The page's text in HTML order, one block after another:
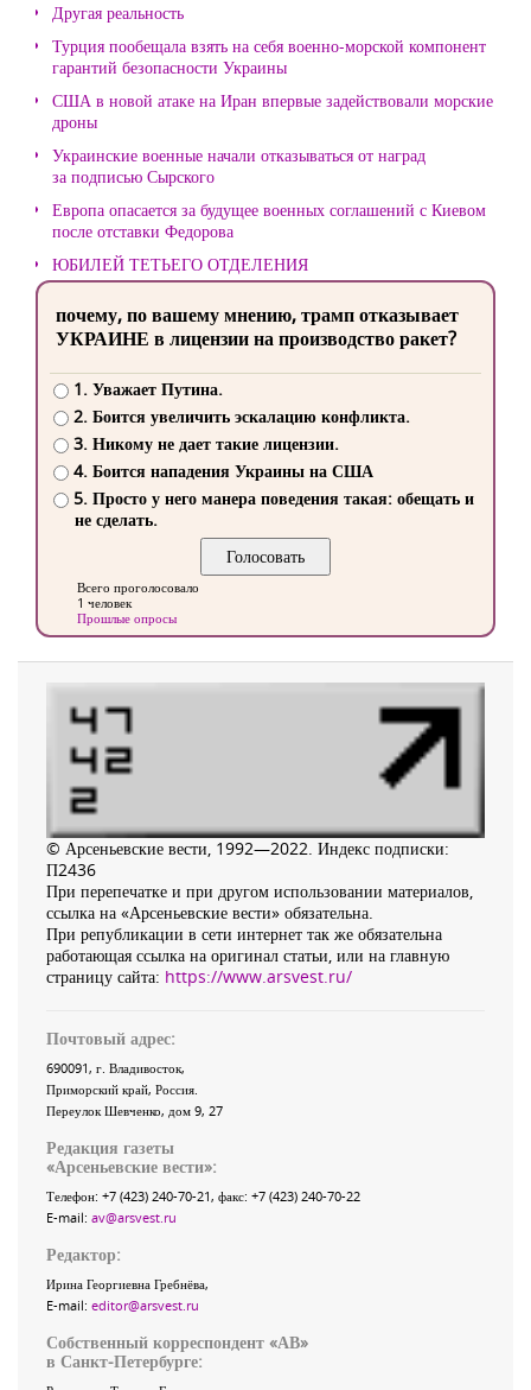
Другая реальность
Турция пообещала взять на себя военно-морской компонент
гарантий безопасности Украины
США в новой атаке на Иран впервые задействовали морские
дроны
Украинские военные начали отказываться от наград
за подписью Сырского
Европа опасается за будущее военных соглашений с Киевом
после отставки Федорова
ЮБИЛЕЙ ТЕТЬЕГО ОТДЕЛЕНИЯ
почему, по вашему мнению, трамп отказывает
УКРАИНЕ в лицензии на производство ракет?
1. Уважает Путина.
2. Боится увеличить эскалацию конфликта.
3. Никому не дает такие лицензии.
4. Боится нападения Украины на США
5. Просто у него манера поведения такая: обещать и
не сделать.
Всего проголосовало
1 человек
Прошлые опросы
© Арсеньевские вести, 1992—2022. Индекс подписки:
П2436
При перепечатке и при другом использовании материалов,
ссылка на «Арсеньевские вести» обязательна.
При републикации в сети интернет так же обязательна
работающая ссылка на оригинал статьи, или на главную
страницу сайта: https://www.arsvest.ru/
Почтовый адрес:
690091, г. Владивосток,
Приморский край, Россия
Переулок Шевченко, дом 9, 27
Редакция газеты
«Арсеньевские вести»:
Телефон: +7 (423) 240-70-21, факс: +7 (423) 240-70-22
E-mail: av@arsvest.ru
Редактор:
Ирина Георгиевна Гребнёва,
E-mail: editor@arsvest.ru
Собственный корреспондент «АВ»
в Санкт-Петербурге: